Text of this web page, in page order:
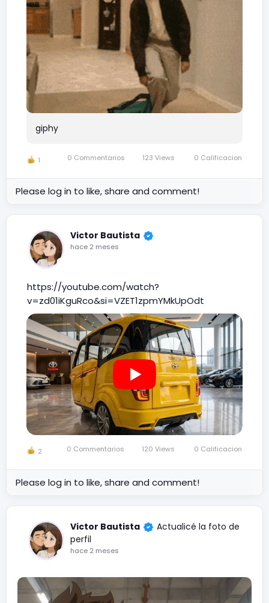
giphy
1 0 Commentarios 123 Views 0 Calificacion
Please log in to like, share and comment!
Victor Bautista
hace 2 meses
https://youtube.com/watch?
v=zd01iKguRco&si=VZET1zpmYMkUpOdt
2 0 Commentarios 120 Views 0 Calificacion
Please log in to like, share and comment!
Victor Bautista
Actualicé la foto de
perfil
hace 2 meses